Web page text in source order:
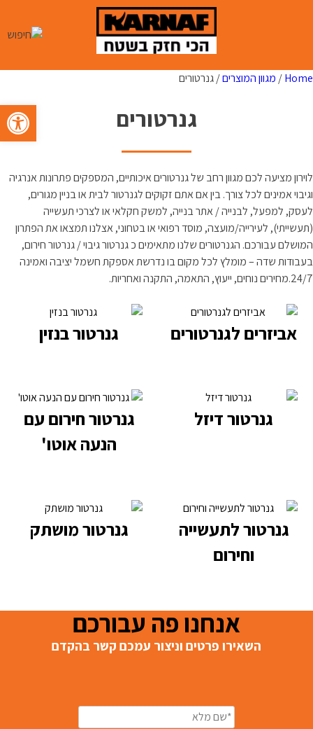
פתח
Home
/ מגוון המוצרים/ גנרטורים
גנרטורים
לוירון מציעה לכם מגוון רחב של גנרטורים איכותיים, המספקים פתרונות אנרגיה
וגיבוי אמינים לכל צורך. בין אם אתם זקוקים לגנרטור לבית או בניין מגורים,
לעסק, למפעל, לבנייה / אתר בנייה, למשק חקלאי או לצרכי תעשייה
(תעשייתי), לעירייה/מועצה, מוסד רפואי או בטחוני, אצלנו תמצאו את הפתרון
המושלם עבורכם. הגנרטורים שלנו מתאימים כ גנרטור גיבוי / גנרטור חירום,
בעבודות שדה – מומלץ לכל מקום בו נדרשת אספקת חשמל יציבה ואמינה
24/7.מחירים נוחים, ייעוץ, התאמה, התקנה ואחריות.
אביזרים לגנרטורים גנרטור בנזין
גנרטור דיזל
גנרטור חירום עם
הנעה אוטו'
גנרטור לתעשייה
וחירום
גנרטור מושתק
אנחנו פה עבורכם
השאירו פרטים וניצור עמכם קשר בהקדם